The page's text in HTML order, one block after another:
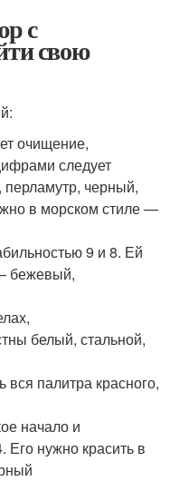
с
свою
очищение,
следует
перламутр, черный,
в морском стиле —
9 и 8. Ей
бежевый,
белый, стальной,
вся палитра красного,
начало и
Его нужно красить в